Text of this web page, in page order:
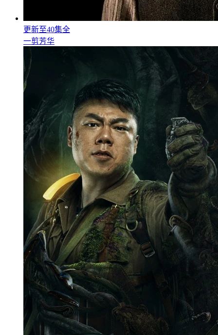
更新至40集全
一剪芳华